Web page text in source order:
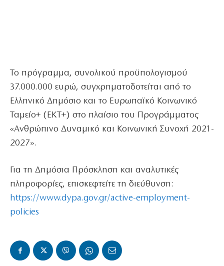
Το πρόγραμμα, συνολικού προϋπολογισμού
37.000.000 ευρώ, συγχρηματοδοτείται από το
Ελληνικό Δημόσιο και το Ευρωπαϊκό Κοινωνικό
Ταμείο+ (ΕΚΤ+) στο πλαίσιο του Προγράμματος
«Ανθρώπινο Δυναμικό και Κοινωνική Συνοχή 2021-
2027».
Για τη Δημόσια Πρόσκληση και αναλυτικές
πληροφορίες, επισκεφτείτε τη διεύθυνση:
https://www.dypa.gov.gr/active-employment-
policies